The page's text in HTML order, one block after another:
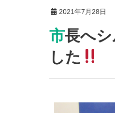
2021年7月28日
市長へシルバー人材センターへの支援をお願いしま
した